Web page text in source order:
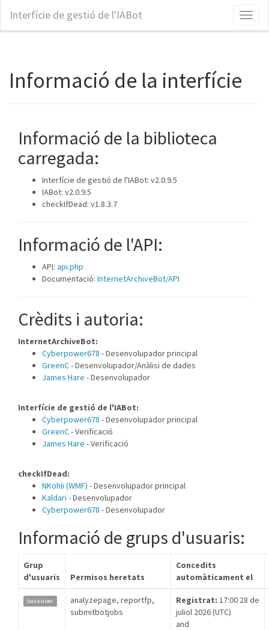
Interfície de gestió de l'IABot
Informació de la interfície
Informació de la biblioteca
carregada:
Interfície de gestió de l'IABot: v2.0.9.5
IABot: v2.0.9.5
checkIfDead: v1.8.3.7
Informació de l'API:
API: api.php
Documentació: InternetArchiveBot/API
Crèdits i autoria:
InternetArchiveBot:
Cyberpower678 - Desenvolupador principal
GreenC- Desenvolupador/Anàlisi de dades
James Hare - Desenvolupador
Interfície de gestió de l'IABot:
Cyberpower678 - Desenvolupador principal
GreenC- Verificació
James Hare - Verificació
checkIfDead:
NKohli (WMF) - Desenvolupador principal
Kaldari - Desenvolupador
Cyberpower678 - Desenvolupador
Informació de grups d'usuaris:
Grup
d'usuaris
Permisos heretats
Concedits
automàticament el
basicuser
analyzepage, reportfp,
submitbotjobs
Registrat: 17:00 28 de
juliol 2026 (UTC)
and